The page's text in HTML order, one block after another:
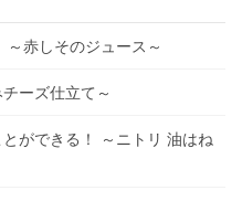
赤しそのジュース～
ーズ仕立て～
ができる！ ～ニトリ 油はね